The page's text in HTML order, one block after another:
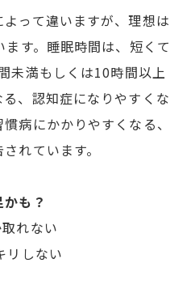
って違いますが、理想は
す。睡眠時間は、短くて
未満もしくは10時間以上
、認知症になりやすくな
病にかかりやすくなる、
れています。
も？
れない
リしない